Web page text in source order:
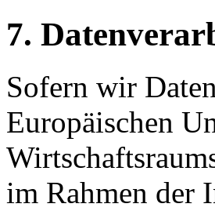
7.
Sofern wir
Europäischen
im Rahmen der